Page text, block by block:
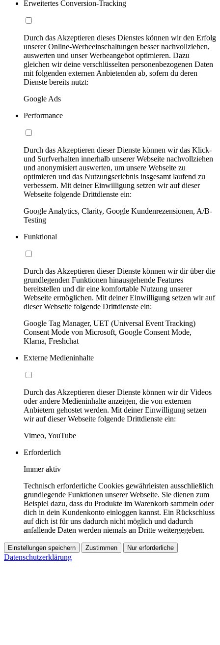
Erweitertes Conversion-Tracking
Durch das Akzeptieren dieses Dienstes können wir den Erfolg
unserer Online-Werbeeinschaltungen besser nachvollziehen,
auswerten und unser Werbeangebot optimieren. Dazu
gleichen wir deine verschlüsselten personenbezogenen Daten
mit folgenden externen Anbietenden ab, sofern du deren
Dienste bereits nutzt:
Google Ads
Performance
Durch das Akzeptieren dieser Dienste können wir das Klick-
und Surfverhalten innerhalb unserer Webseite nachvollziehen
und anonymisiert auswerten, um unsere Webseite zu
optimieren und das Nutzungserlebnis insgesamt laufend zu
verbessern. Mit deiner Einwilligung setzen wir auf dieser
Webseite folgende Drittdienste ein:
Google Analytics, Clarity, Google Kundenrezensionen, A/B-
Testing
Funktional
Durch das Akzeptieren dieser Dienste können wir dir über die
grundlegenden Funktionen hinausgehende Features
bereitstellen und dir eine komfortable Nutzung unserer
Webseite ermöglichen. Mit deiner Einwilligung setzen wir auf
dieser Webseite folgende Drittdienste ein:
Google Tag Manager, UET (Universal Event Tracking)
Consent Mode von Microsoft, Google Consent Mode,
Klarna, Freshchat
Externe Medieninhalte
Durch das Akzeptieren dieser Dienste können wir dir Videos
oder andere Medieninhalte anzeigen, die von externen
Anbietern gehostet werden. Mit deiner Einwilligung setzen
wir auf dieser Webseite folgende Drittdienste ein:
Vimeo, YouTube
Erforderlich
Immer aktiv
Technisch erforderliche Cookies gewährleisten ausschließlich
grundlegende Funktionen unserer Webseite. Sie dienen zum
Beispiel dazu, dass du Produkte im Warenkorb sammeln oder
dich in dein Kundenkonto einloggen kannst. Ein Rückschluss
auf dich ist für uns dadurch nicht möglich und dadurch
anfallende Daten werden niemals an Dritte weitergegeben.
Einstellungen speichern Zustimmen Nur erforderliche
Datenschutzerklärung